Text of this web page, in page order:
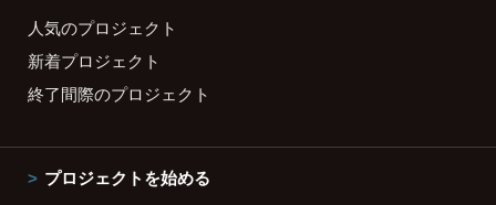
人気のプロジェクト
新着プロジェクト
終了間際のプロジェクト
プロジェクトを始める